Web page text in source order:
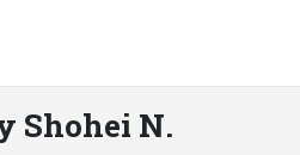
Shohei N.